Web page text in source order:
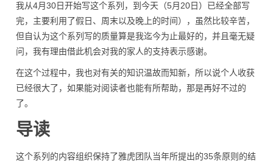
我从4月30日开始写这个系列，到今天（5月20日）已经全部写
完，主要利用了假日、周末以及晚上的时间），虽然比较辛苦，
但自认为这个系列写的质量算是我迄今为止最好的，并且毫无疑
问，我有理由借此机会对我的家人的支持表示感谢。
在这个过程中，我也对有关的知识温故而知新，所以说个人收获
已经很大了，如果能对阅读者也能有所帮助，那是再好不过的
了。
导读
这个系列的内容组织保持了雅虎团队当年所提出的35条原则的结